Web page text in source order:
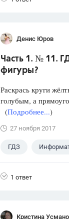
Денис Юров
Часть 1. № 11.
фигуры?
Раскрась круги
голубым, а
(Подробнее...)
27 ноября 2017
ГДЗ
1 ответ
Кристина